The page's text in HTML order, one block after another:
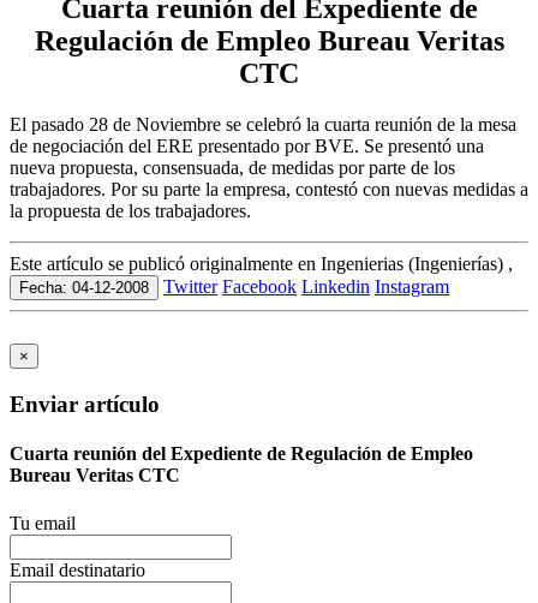
Cuarta reunión del Expediente de
Regulación de Empleo Bureau Veritas
CTC
El pasado 28 de Noviembre se celebró la cuarta reunión de la mesa
de negociación del ERE presentado por BVE. Se presentó una
nueva propuesta, consensuada, de medidas por parte de los
trabajadores. Por su parte la empresa, contestó con nuevas medidas a
la propuesta de los trabajadores.
Este artículo se publicó originalmente en Ingenierias (Ingenierías) ,
Fecha: 04-12-2008 Twitter Facebook Linkedin Instagram
×
Enviar artículo
Cuarta reunión del Expediente de Regulación de Empleo
Bureau Veritas CTC
Tu email
Email destinatario